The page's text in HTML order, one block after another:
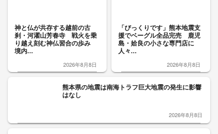
神と仏が共存する越前の古
刹・河濯山芳春寺 戦火を乗
り越え刻む神仏習合の歩み
境内...
2026年8月8日
「びっくりです」熊本地震支
援でベーグル全品完売 鹿児
島・姶良の小さな専門店に
人々...
2026年8月8日
熊本県の地震は南海トラフ巨大地震の発生に影響
はなし
2026年8月8日